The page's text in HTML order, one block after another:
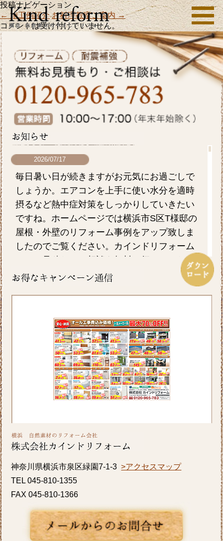
投稿ナビゲーション
←施工例紹介 お料理教室ご案内→
コメントは受け付けていません。
2026/07/17
毎日暑い日が続きますがお元気にお過ごしで
しょうか。エアコンを上手に使い水分を適時
摂るなど熱中症対策をしっかりしていきたい
ですね。ホームページでは横浜市S区T様邸の
屋根・外壁のリフォーム事例をアップ致しま
したのでご覧ください。カインドリフォーム
ではお見積り・ご相談を無料で行っておりま
す。お気軽にお問い合わせください。
皆さま、こんにちは。晴れ間の少ない日が続
きますが、いかがお過ごしですか？横浜市A区
K様邸の浴室・内窓のリフォーム事例をアップ
致しましたのでご覧ください。カインドリフ
ォームではお見積り・ご相談を無料で行って
おります。お気軽にお問い合わせください。
こそ、お家の中では快適に過ごしたいもので
例をアップ致しましたのでご覧ください。カ
インドリフォームではお見積り・ご相談を無
料で行っております。お気軽にお問い合わせ
ください。
2026/05/27
神奈川県横浜市泉区緑園7-1-3>アクセスマップ
TEL 045-810-1355
FAX 045-810-1366